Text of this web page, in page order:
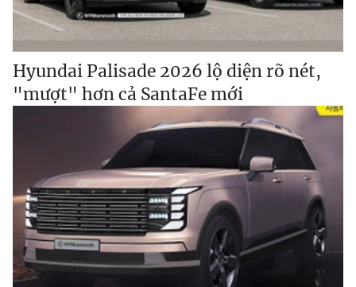
Hyundai Palisade 2026 lộ diện rõ nét,
"mượt" hơn cả SantaFe mới